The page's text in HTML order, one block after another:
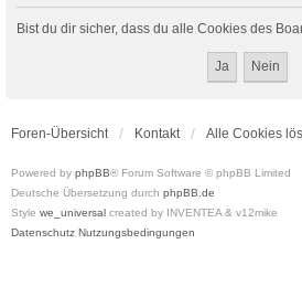
Bist du dir sicher, dass du alle Cookies des
Foren-Übersicht Kontakt Alle Cookies
Powered by phpBB® Forum Software © phpBB Limited
Deutsche Übersetzung durch phpBB.de
Style we_universal created by INVENTEA & v12mike
Datenschutz Nutzungsbedingungen